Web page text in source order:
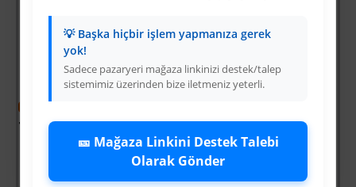
💡 Başka hiçbir işlem yapmanıza gerek
yok!
Sadece pazaryeri mağaza linkinizi destek/talep
sistemimiz üzerinden bize iletmeniz yeterli.
🎫 Mağaza Linkini Destek Talebi
Olarak Gönder
-64 %
Tomax SDS Plus 4 Elmaslı Hilti / Matkap Ucu 11x210
Üyelere Özel Fiyat -64 %
Fırtına Yaklaşırken